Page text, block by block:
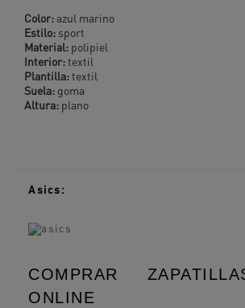
Color: azul marino
Estilo: sport
Material: polipiel
Interior:textil
Plantilla:textil
Suela: goma
Altura: plano
Asics:
COMPRAR
ONLINE